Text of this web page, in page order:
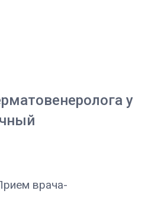
у
врача-